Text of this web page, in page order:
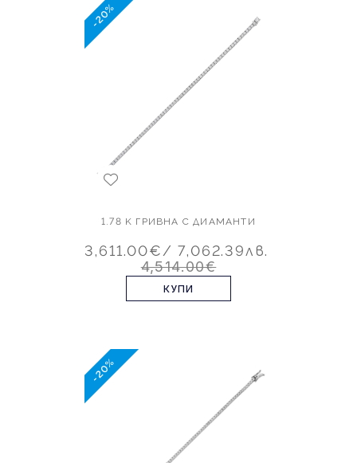
-20%
1.78 K ГРИВНА С ДИАМАНТИ
3,611.00€/ 7,062.39лв.
4,514.00€
КУПИ
-20%